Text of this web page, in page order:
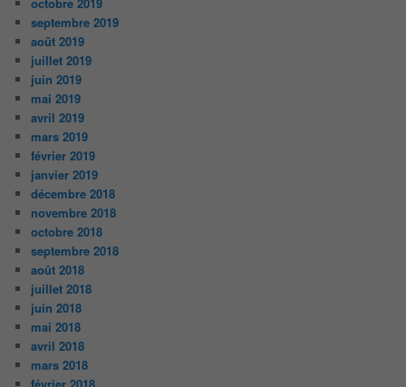
septembre 2019
août 2019
juillet 2019
juin 2019
mai 2019
avril 2019
mars 2019
février 2019
janvier 2019
décembre 2018
novembre 2018
octobre 2018
septembre 2018
août 2018
juillet 2018
juin 2018
mai 2018
avril 2018
mars 2018